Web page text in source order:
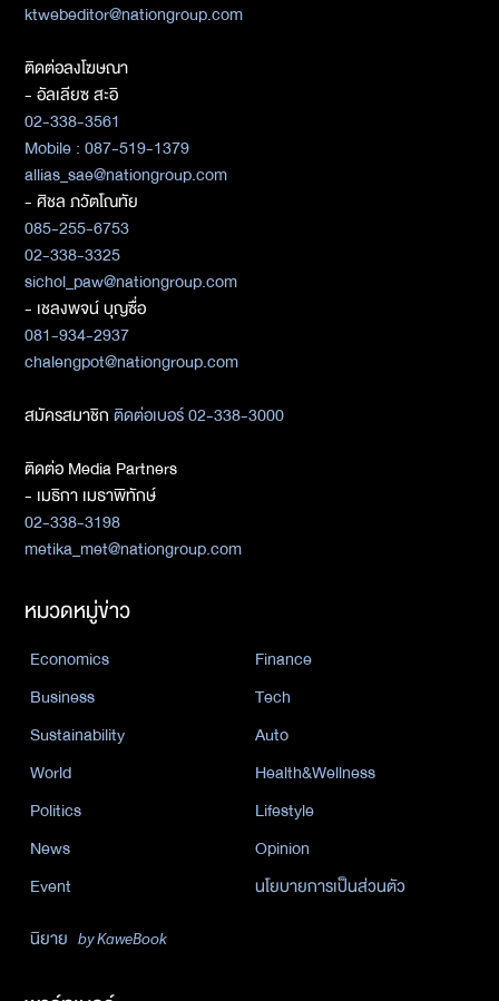
ktwebeditor@nationgroup.com
ติดต่อลงโฆษณา
- อัลเลียซ สะอิ
02-338-3561
Mobile : 087-519-1379
allias_sae@nationgroup.com
- ศิชล ภวัตโณทัย
085-255-6753
02-338-3325
sichol_paw@nationgroup.com
- เชลงพจน์ บุญซื่อ
081-934-2937
chalengpot@nationgroup.com
สมัครสมาชิกติดต่อเบอร์ 02-338-3000
ติดต่อ Media Partners
- เมธิกา เมธาพิทักษ์
02-338-3198
metika_met@nationgroup.com
หมวดหมู่ข่าว
Economics
Finance
Business
Tech
Sustainability
Auto
World
Health&Wellness
Politics
Lifestyle
News
Opinion
Event
นโยบายการเป็นส่วนตัว
นิยาย by KaweBook